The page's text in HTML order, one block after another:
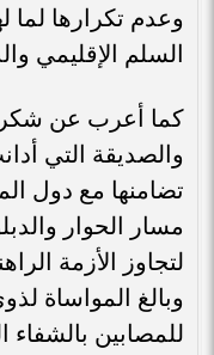
وعدم تكرارها
السلم الإقليمي
كما أعرب عن
والصديقة التي
تضامنها مع دول
مسار الحوار
لتجاوز الأزمة
وبالغ المواساة
للمصابين بالشفاء